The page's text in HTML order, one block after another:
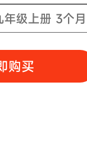
年级上册 3个月
购买